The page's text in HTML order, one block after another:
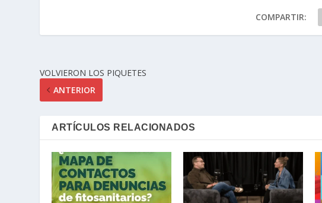
COMPARTIR:
VOLVIERON LOS PIQUETES
ANTERIOR
ARTÍCULOS RELACIONADOS